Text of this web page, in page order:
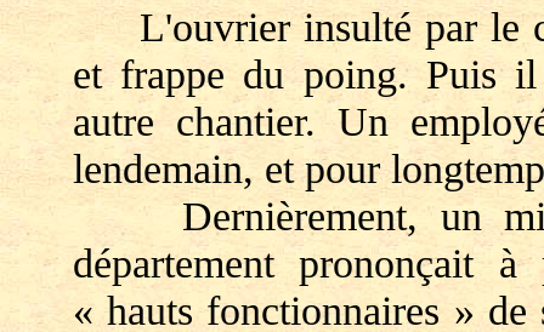
L'ouvrier insulté par le
et frappe du poing. Puis il
autre chantier. Un
lendemain, et pour
Dernièrement, un
département prononçait
« hauts fonctionnaires »